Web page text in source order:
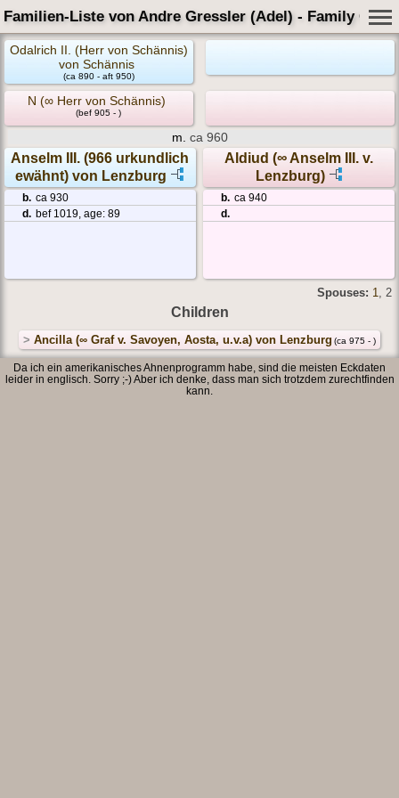
Familien-Liste von Andre Gressler (Adel) - Family Card
Odalrich II. (Herr von Schännis)
von Schännis
(ca 890 - aft 950)
N (∞ Herr von Schännis)
(bef 905 - )
m. ca 960
Anselm III. (966 urkundlich
ewähnt) von Lenzburg
Aldiud (∞ Anselm III. v.
Lenzburg)
b. ca 930
d. bef 1019, age: 89
b. ca 940
d.
Spouses: 1 , 2
Children
> Ancilla (∞ Graf v. Savoyen, Aosta, u.v.a) von Lenzburg (ca 975 - )
Da ich ein amerikanisches Ahnenprogramm habe, sind die meisten Eckdaten
leider in englisch. Sorry ;-) Aber ich denke, dass man sich trotzdem zurechtfinden
kann.